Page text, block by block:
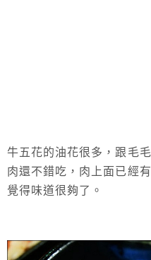
牛五花的油花很多，跟毛
肉還不錯吃，肉上面已經
覺得味道很夠了。